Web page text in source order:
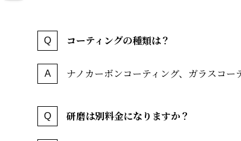
コーティングの種類は？
ナノカーボンコーティング、ガラスコー
研磨は別料金になりますか？